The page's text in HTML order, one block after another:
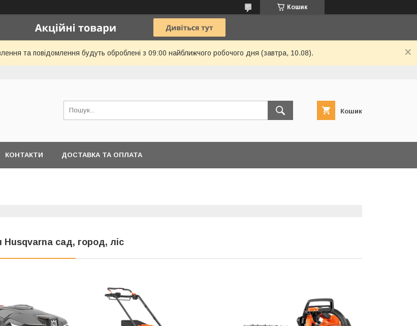
Кошик
та повідомлення будуть оброблені з 09:00 найближчого робочого дня (завтра, 10.08).
Кошик
КОНТАКТИ ДОСТАВКА ТА ОПЛАТА
Husqvarna сад, город, ліс